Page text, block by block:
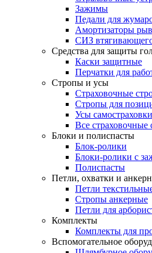
Зажимы
Педали для
Амортизаторы
СИЗ
Средства для защиты
Каски защитные
Перчатки для
Стропы и усы
Страховочные
Стропы для
Усы самостраховки
Все страховочные
Блоки и полиспасты
Блок-ролики
Блоки-ролики с
Полиспасты
Петли, охватки и
Петли
Стропы анкерные
Петли для
Комплекты
Комплекты для
Вспомогательное